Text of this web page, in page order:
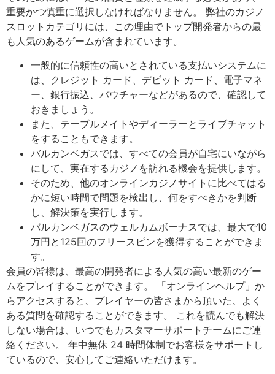
重要かつ慎重に選択しなければなりません。 弊社のカジノ
スロットカテゴリには、この理由でトップ開発者からの最
も人気のあるゲームが含まれています。
一般的に信頼性の高いとされている支払いシステムに
は、クレジット カード、デビット カード、電子マネ
ー、銀行振込、バウチャーなどがあるので、確認して
おきましょう。
また、テーブルメイトやディーラーとライブチャット
をすることもできます。
バルカンベガスでは、すべての会員が自宅にいながら
にして、実在するカジノを訪れる機会を提供します。
そのため、他のオンラインカジノサイトに比べてはる
かに短い時間で問題を検出し、何をすべきかを判断
し、解決策を実行します。
バルカンベガスのウェルカムボーナスでは、最大で10
万円と125回のフリースピンを獲得することができま
す。
会員の皆様は、最高の開発者による人気の高い最新のゲー
ムをプレイすることができます。 「オンラインヘルプ」か
らアクセスすると、プレイヤーの皆さまから頂いた、よく
ある質問を確認することができます。 これを読んでも解決
しない場合は、いつでもカスタマーサポートチームにご連
絡ください。 年中無休 24 時間体制でお客様をサポートし
ているので、安心してご連絡いただけます。